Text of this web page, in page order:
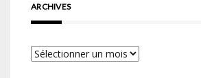
ARCHIVES
Archives